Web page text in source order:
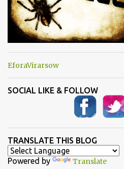
EforaVirarsow
SOCIAL LIKE & FOLLOW
TRANSLATE THIS BLOG
Powered by Translate